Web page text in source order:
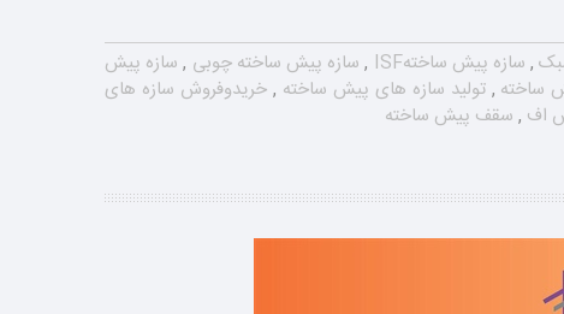
, سازه پیش ساختهISF , سازه پیش ساخته چوبی , سازه پیش
ساخته ,تولید سازه های پیش ساخته ,خریدوفروش سازه های
اف , سقف پیش ساخته